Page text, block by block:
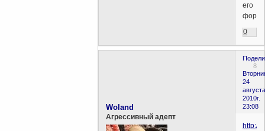
его
0
8
24
2010г.
23:08
Woland
Агрессивный адепт
http://